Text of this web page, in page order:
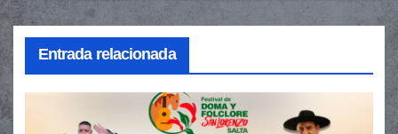
Entrada relacionada